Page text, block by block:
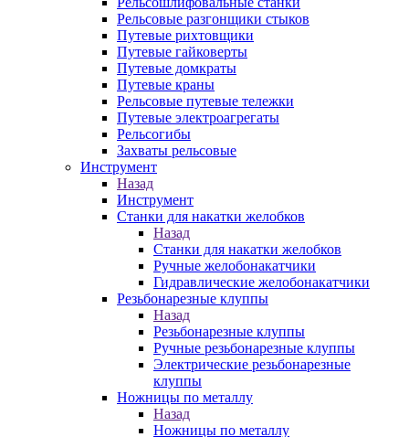
Рельсовые разгонщики стыков
Путевые рихтовщики
Путевые гайковерты
Путевые домкраты
Путевые краны
Рельсовые путевые тележки
Путевые электроагрегаты
Рельсогибы
Захваты рельсовые
Инструмент
Назад
Инструмент
Станки для накатки желобков
Назад
Станки для накатки желобков
Ручные желобонакатчики
Гидравлические желобонакатчики
Резьбонарезные клуппы
Назад
Резьбонарезные клуппы
Ручные резьбонарезные клуппы
Электрические резьбонарезные
клуппы
Ножницы по металлу
Назад
Ножницы по металлу